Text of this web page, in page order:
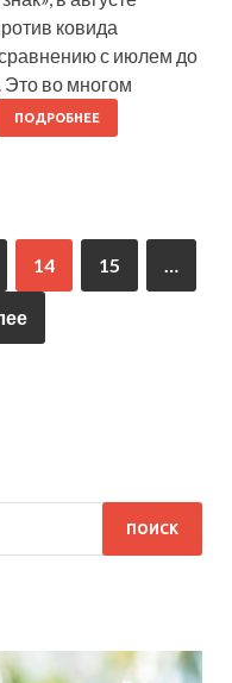
ковида
сравнению с июлем до
Это во многом
ПОДРОБНЕЕ
14 15 …